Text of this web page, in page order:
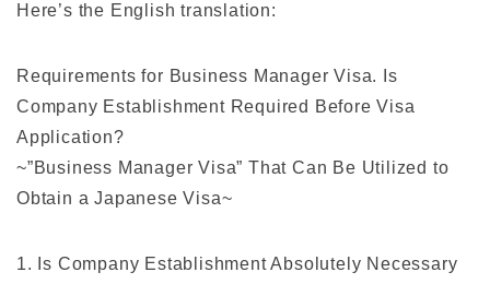
Here’s the English translation:
Requirements for Business Manager Visa. Is
Company Establishment Required Before Visa
Application?
~”Business Manager Visa” That Can Be Utilized to
Obtain a Japanese Visa~
1. Is Company Establishment Absolutely Necessary